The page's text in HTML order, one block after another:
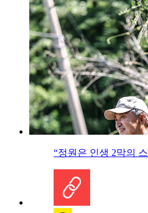
“정원은 인생 2막의